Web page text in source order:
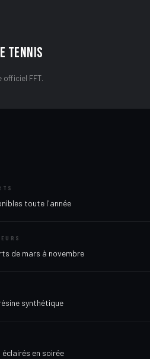
Tennis
officiel FFT.
toute l'année
de mars à novembre
synthétique
en soirée